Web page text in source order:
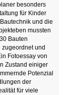
besonders
für Kinder
und die
mussten
Bauten
und
Fotoessay von
Zustand einiger
Potenzial
der
für viele